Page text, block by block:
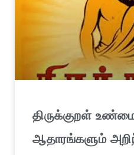
திருக்குறள்
ஆதாரங்களும்